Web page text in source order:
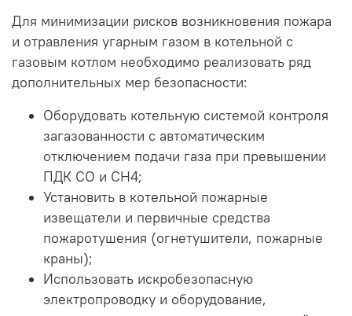
Для минимизации рисков возникновения пожара
и отравления угарным газом в котельной с
газовым котлом необходимо реализовать ряд
дополнительных мер безопасности:
Оборудовать котельную системой контроля
загазованности с автоматическим
отключением подачи газа при превышении
ПДК CO и CH4;
Установить в котельной пожарные
извещатели и первичные средства
пожаротушения (огнетушители, пожарные
краны);
Использовать искробезопасную
электропроводку и оборудование,